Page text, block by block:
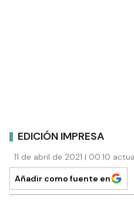
EDICIÓN IMPRESA
11 de abril de 2021 | 00:10
Añadir como fuente en